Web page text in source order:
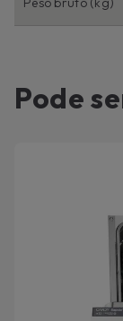
Pode